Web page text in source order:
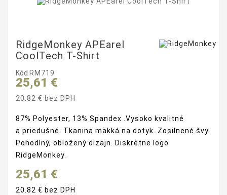
RidgeMonkey APEarel
CoolTech T-Shirt
Kód RM719
25,61 €
20.82 € bez DPH
87% Polyester, 13% Spandex .Vysoko kvalitné
a priedušné
Tkanina mäkká na dotyk Zosilnené švy
Pohodlný, obložený dizajn
Diskrétne logo
RidgeMonkey
25,61 €
20.82 € bez DPH